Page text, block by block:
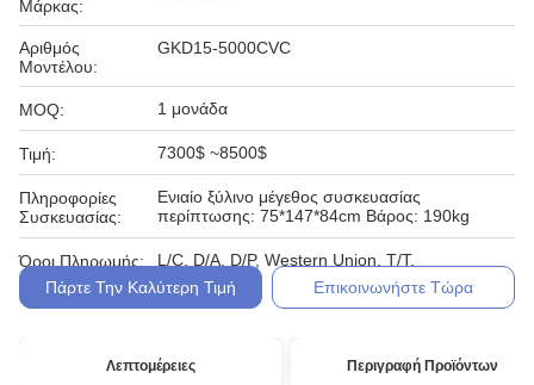
Μάρκας:
Αριθμός
Μοντέλου:
GKD15-5000CVC
MOQ: 1 μονάδα
Τιμή: 7300$ ~8500$
Πληροφορίες
Συσκευασίας:
Ενιαίο ξύλινο μέγεθος συσκευασίας
περίπτωσης: 75*147*84cm Βάρος: 190kg
Όροι Πληρωμής:
L/C, D/A, D/P, Western Union, T/T,
Πάρτε Την Καλύτερη Τιμή
Επικοινωνήστε Τώρα
Λεπτομέρειες Περιγραφή Προϊόντων